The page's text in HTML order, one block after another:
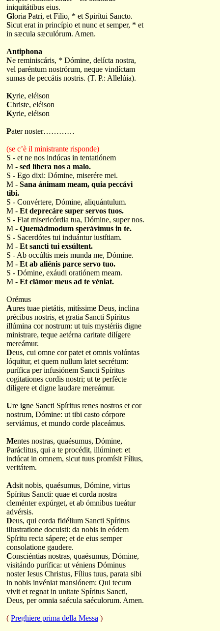
iniquitátibus eius.
Gloria Patri, et Filio, * et Spirítui Sancto.
Sicut erat in princípio et nunc et semper, * et
in sæcula sæculórum. Amen.
Antiphona
Ne reminiscáris, * Dómine, delícta nostra,
vel paréntum nostrórum, neque vindíctam
sumas de peccátis nostris. (T. P.: Allelúia).
Kyrie, eléison
Christe, eléison
Kyrie, eléison
Pater noster…………
(se c’è il ministrante risponde)
S - et ne nos indúcas in tentatiónem
M - sed líbera nos a malo.
S - Ego dixi: Dómine, miserére mei.
M - Sana ánimam meam, quia peccávi
tibi.
S - Convértere, Dómine, aliquántulum.
M - Et deprecáre super servos tuos.
S - Fiat misericórdia tua, Dómine, super nos.
M - Quemádmodum sperávimus in te.
S - Sacerdótes tui induántur iustítiam.
M - Et sancti tui exsúltent.
S - Ab occúltis meis munda me, Dómine.
M - Et ab aliénis parce servo tuo.
S - Dómine, exáudi oratiónem meam.
M - Et clámor meus ad te véniat.
Orémus
Aures tuae pietátis, mitíssime Deus, inclina
précibus nostris, et gratia Sancti Spíritus
illúmina cor nostrum: ut tuis mystériis digne
ministrare, teque aetérna caritate dilígere
mereámur.
Deus, cui omne cor patet et omnis volúntas
lóquitur, et quem nullum latet secrétum:
purífica per infusiónem Sancti Spíritus
cogitationes cordis nostri; ut te perfécte
dilígere et digne laudare mereámur.
Ure igne Sancti Spíritus renes nostros et cor
nostrum, Dómine: ut tibi casto córpore
serviámus, et mundo corde placeámus.
Mentes nostras, quaésumus, Dómine,
Paráclitus, qui a te procédit, illúminet: et
indúcat in omnem, sicut tuus promísit Fílius,
veritátem.
Adsit nobis, quaésumus, Dómine, virtus
Spíritus Sancti: quae et corda nostra
cleménter expúrget, et ab ómnibus tueátur
advérsis.
Deus, qui corda fidélium Sancti Spíritus
illustratione docuisti: da nobis in eódem
Spíritu recta sápere; et de eius semper
consolatione gaudere.
Consciéntias nostras, quaésumus, Dómine,
visitándo purífica: ut véniens Dóminus
noster Iesus Christus, Fílius tuus, parata sibi
in nobis invéniat mansiónem: Qui tecum
vivit et regnat in unitate Spíritus Sancti,
Deus, per omnia saécula saéculorum. Amen.
( Preghiere prima della Messa )